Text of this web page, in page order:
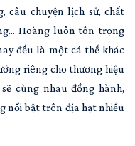
câu chuyện lịch sử, chất
Hoàng luôn tôn trọng
đều là một cá thể khác
riêng cho thương hiệu
cùng nhau đồng hành,
nổi bật trên địa hạt nhiều